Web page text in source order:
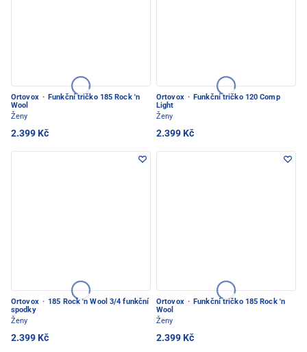
Ortovox · Funkční tričko 185 Rock 'n
Wool
Ženy
2.399 Kč
Ortovox · Funkční tričko 120 Comp
Light
Ženy
2.399 Kč
Ortovox · 185 Rock 'n Wool 3/4 funkční
spodky
Ženy
2.399 Kč
Ortovox · Funkční tričko 185 Rock 'n
Wool
Ženy
2.399 Kč